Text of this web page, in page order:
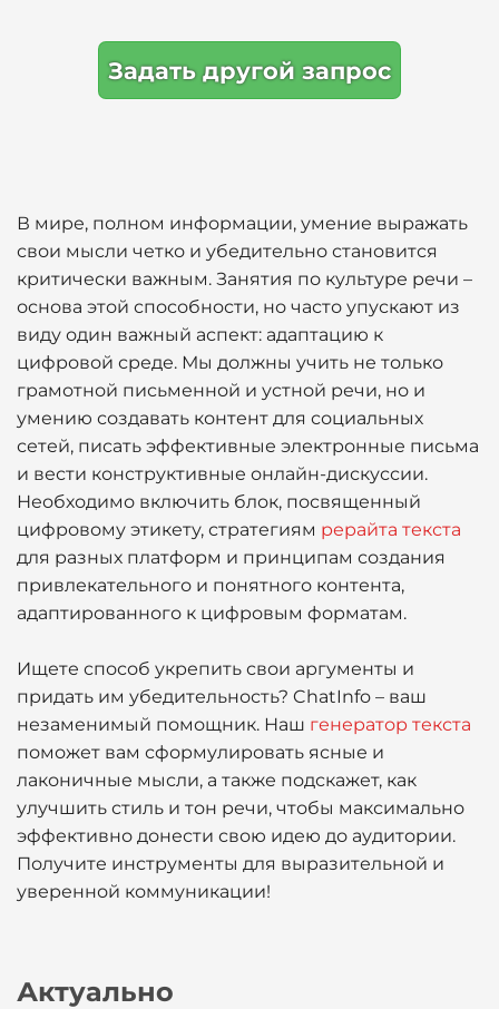
Задать другой запрос
В мире, полном информации, умение выражать
свои мысли четко и убедительно становится
критически важным. Занятия по культуре речи –
основа этой способности, но часто упускают из
виду один важный аспект: адаптацию к
цифровой среде. Мы должны учить не только
грамотной письменной и устной речи, но и
умению создавать контент для социальных
сетей, писать эффективные электронные письма
и вести конструктивные онлайн-дискуссии.
Необходимо включить блок, посвященный
цифровому этикету, стратегиям рерайта текста
для разных платформ и принципам создания
привлекательного и понятного контента,
адаптированного к цифровым форматам.
Ищете способ укрепить свои аргументы и
придать им убедительность? ChatInfo – ваш
незаменимый помощник. Наш генератор текста
поможет вам сформулировать ясные и
лаконичные мысли, а также подскажет, как
улучшить стиль и тон речи, чтобы максимально
эффективно донести свою идею до аудитории.
Получите инструменты для выразительной и
уверенной коммуникации!
Актуально